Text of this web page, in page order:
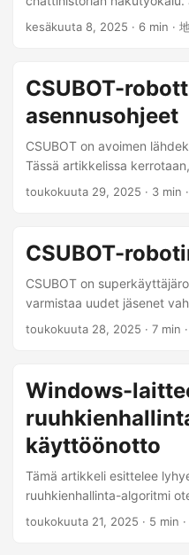
näyttää julkisesti kas-
sitoutuvat olemaan
epäkohteliasta tai rikollista
saa lähettää tai välittää
loukkaavat kolmannen
viruksia tai muita haitallisia
pidättää oikeuden poistaa
lähettämiä tietoja tai
ryhmän hallintabotti
jolla varmistetaan, että
todellisia ihmisiä. Ei häiritse
nykyisen koneen julkinen
jakokokoonpanon ja
tarkistaa käyttäjän IP-
verkkosivustoja,
ominaisuudet Virallisen
kesäkuuta 8, 2025 · 6 min ·
CSUBOT-
asennusohjeet
CSUBOT on avoimen
Tässä artikkelissa
käyttöön itse. Lue ensin
toukokuuta 29, 2025 · 3 min
CSUBOT-
CSUBOT on
varmistaa uudet jäsenet
automaattisesti
toukokuuta 28, 2025 · 7 min
Windows-
käyttöönotto
Tämä artikkeli esittelee
ruuhkienhallinta-algoritmi
laitteissa; sekä nykyisen
toukokuuta 21, 2025 · 5 min